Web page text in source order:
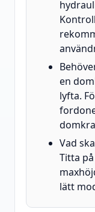
en
lyfta.
Vad
Titta
lätt